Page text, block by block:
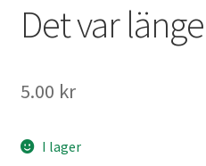
Det var
5.00 kr
I lager